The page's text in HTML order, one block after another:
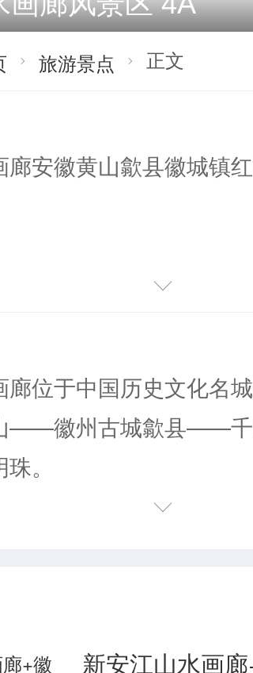
旅游景点 正文
廊安徽黄山歙县徽城镇
廊位于中国历史文化名
——徽州古城歙县——千
。
州文明的摇篮，是歙县
扬州这些“天堂”之地的
环境极佳，呈现高山林
新安江山水画